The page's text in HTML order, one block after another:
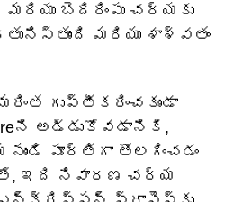
బెదిరింపు చర్యకు
మరియు శాశ్వతం
గుప్తీకరించకుండా
అడ్డుకోవడానికి,
పూర్తిగా తొలగించడం
ఇది నివారణ చర్య